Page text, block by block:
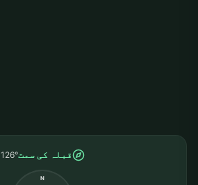
قبلہ کی سمت126°
N